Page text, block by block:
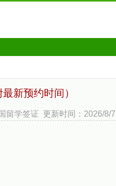
新预约时间）
留学签证 更新时间：2026/8/7